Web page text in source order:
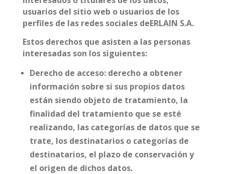
usuarios del sitio web o usuarios de los
perfiles de las redes sociales deERLAIN S.A.
Estos derechos que asisten a las personas
interesadas son los siguientes:
Derecho de acceso: derecho a obtener
información sobre si sus propios datos
están siendo objeto de tratamiento, la
finalidad del tratamiento que se esté
realizando, las categorías de datos que se
trate, los destinatarios o categorías de
destinatarios, el plazo de conservación y
el origen de dichos datos.